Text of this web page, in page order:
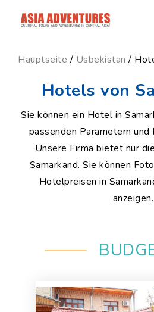
ncategory_id
Hauptseite / Usbekistan /
Hotels von
Sie können ein Hotel in
passenden Parametern und
Unsere Firma bietet nur
Samarkand. Sie können
Hotelpreisen in
anzeigen.